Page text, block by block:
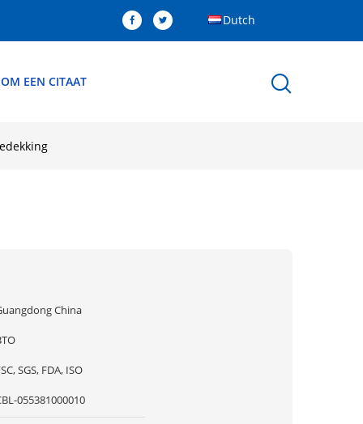
Dutch
EEN CITAAT
China
SGS, FDA, ISO
055381000010